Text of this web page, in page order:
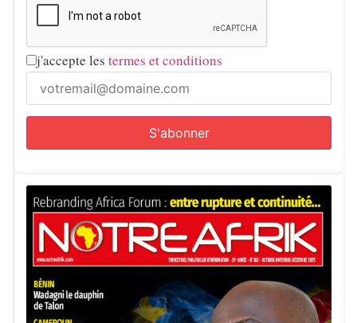
j'accepte les termes et conditions